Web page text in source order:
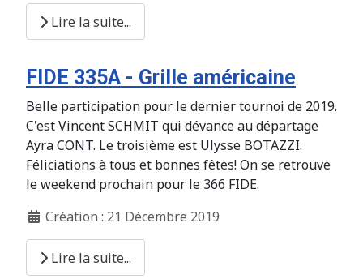
Lire la suite...
FIDE 335A - Grille américaine
Belle participation pour le dernier tournoi de 2019.
C'est Vincent SCHMIT qui dévance au départage
Ayra CONT. Le troisième est Ulysse BOTAZZI.
Féliciations à tous et bonnes fêtes! On se retrouve
le weekend prochain pour le 366 FIDE.
Création : 21 Décembre 2019
Lire la suite...